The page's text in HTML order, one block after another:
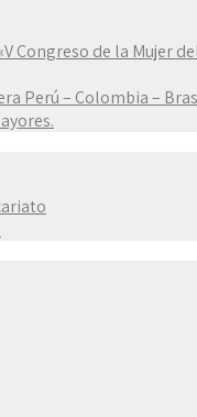
Congreso de la Mujer
Perú – Colombia –